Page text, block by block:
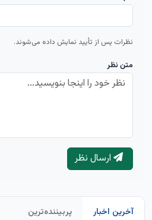
نظرات پس از تأیید نمایش داده می‌شوند.
متن نظر
ارسال نظر
آخرین اخبار پربیننده‌ترین